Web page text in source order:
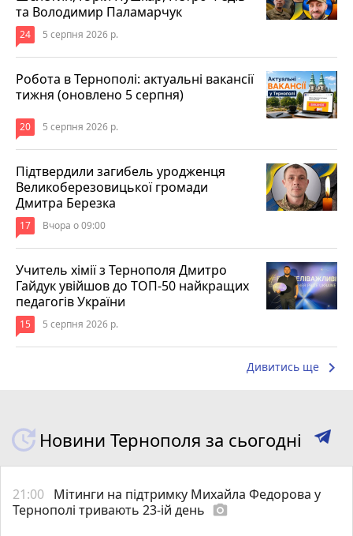
та Володимир Паламарчук
24 5 серпня 2026 р.
Робота в Тернополі: актуальні вакансії
тижня (оновлено 5 серпня)
20 5 серпня 2026 р.
Підтвердили загибель уродженця
Великоберезовицької громади
Дмитра Березка
17 Вчора о 09:00
Учитель хімії з Тернополя Дмитро
Гайдук увійшов до ТОП-50 найкращих
педагогів України
15 5 серпня 2026 р.
Дивитись ще keyboard_arrow_right
Новини Тернополя за сьогодні
21:00 Мітинги на підтримку Михайла Федорова у
Тернополі тривають 23-ій день photo_camera